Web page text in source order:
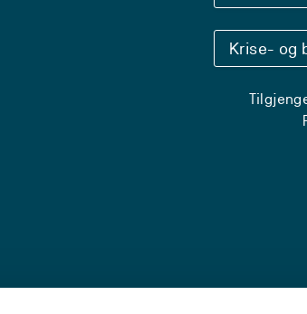
Krise- og